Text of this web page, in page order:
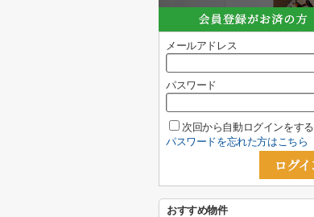
メールアドレス
パスワード
次回から自動ログインをする
パスワードを忘れた方はこちら
おすすめ物件